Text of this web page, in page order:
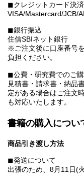
◼︎クレジットカード決済
VISA/Mastercard/JCB/
◼︎銀行振込
住信SBIネット銀行
※ご注文後に口座番号
負担ください。
◼︎公費・研究費でのご
見積書・請求書・納品
定がある場合はご注文
も対応いたします。
書籍の購入につい
商品引き渡し方法
◼︎発送について
出張のため、8月11日(